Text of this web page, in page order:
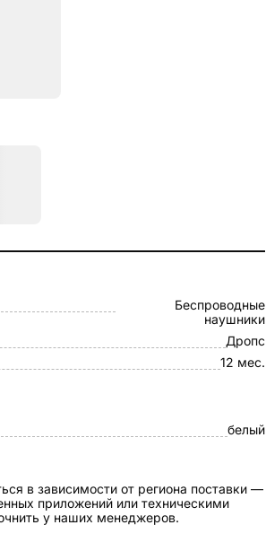
Беспроводные
наушники
Дропс
12 мес.
белый
в зависимости от региона поставки —
приложений или техническими
у наших менеджеров.